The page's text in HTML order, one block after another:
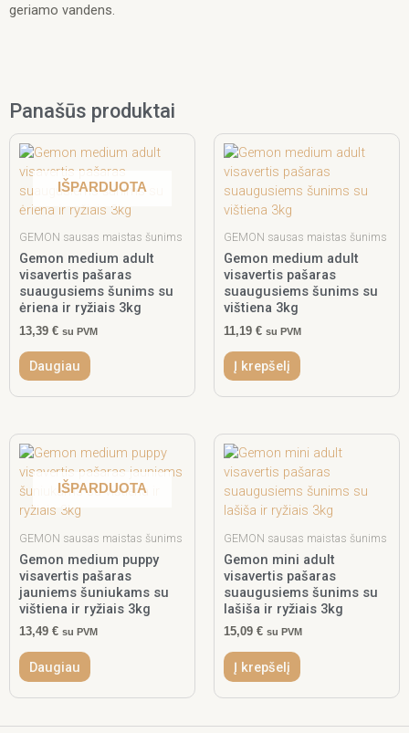
geriamo vandens.
Panašūs produktai
IŠPARDUOTA
GEMON sausas maistas šunims
Gemon medium adult
visavertis pašaras
suaugusiems šunims su
ėriena ir ryžiais 3kg
13,39 € su PVM
Daugiau
GEMON sausas maistas šunims
Gemon medium adult
visavertis pašaras
suaugusiems šunims su
vištiena 3kg
11,19 € su PVM
Į krepšelį
IŠPARDUOTA
GEMON sausas maistas šunims
Gemon medium puppy
visavertis pašaras
jauniems šuniukams su
vištiena ir ryžiais 3kg
13,49 € su PVM
Daugiau
GEMON sausas maistas šunims
Gemon mini adult
visavertis pašaras
suaugusiems šunims su
lašiša ir ryžiais 3kg
15,09 € su PVM
Į krepšelį